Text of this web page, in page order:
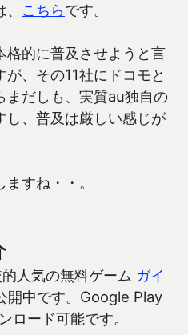
こちらです。
格的に普及させようと言
、その11社にドコモと
まだしも、実質au独自の
し、普及は厳しい感じが
すね・・。
人気の無料ゲーム ガイ
開中です。Google Play
ロード可能です。